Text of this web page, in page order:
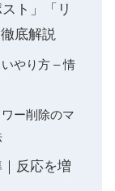
ト」「リ
底解説
やり方 – 情
ー削除のマ
反応を増